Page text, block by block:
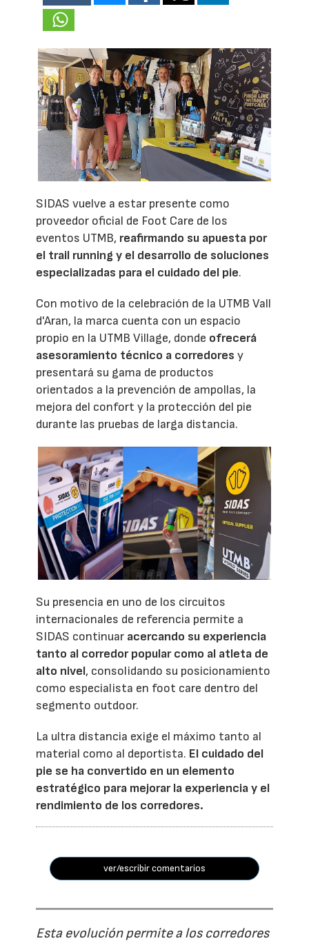
SIDAS vuelve a estar presente como
proveedor oficial de Foot Care de los
eventos UTMB, reafirmando su apuesta por
el trail running y el desarrollo de soluciones
especializadas para el cuidado del pie.
Con motivo de la celebración de la UTMB Vall
d'Aran, la marca cuenta con un espacio
propio en la UTMB Village, donde ofrecerá
asesoramiento técnico a corredores y
presentará su gama de productos
orientados a la prevención de ampollas, la
mejora del confort y la protección del pie
durante las pruebas de larga distancia.
Su presencia en uno de los circuitos
internacionales de referencia permite a
SIDAS continuar acercando su experiencia
tanto al corredor popular como al atleta de
alto nivel, consolidando su posicionamiento
como especialista en foot care dentro del
segmento outdoor.
La ultra distancia exige el máximo tanto al
material como al deportista. El cuidado del
pie se ha convertido en un elemento
estratégico para mejorar la experiencia y el
rendimiento de los corredores.
ver/escribir comentarios
Esta evolución permite a los corredores